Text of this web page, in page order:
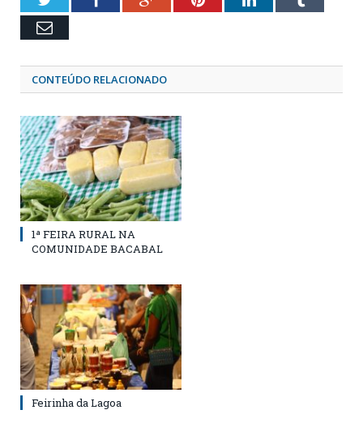
Email
CONTEÚDO RELACIONADO
1ª FEIRA RURAL NA
COMUNIDADE BACABAL
Feirinha da Lagoa